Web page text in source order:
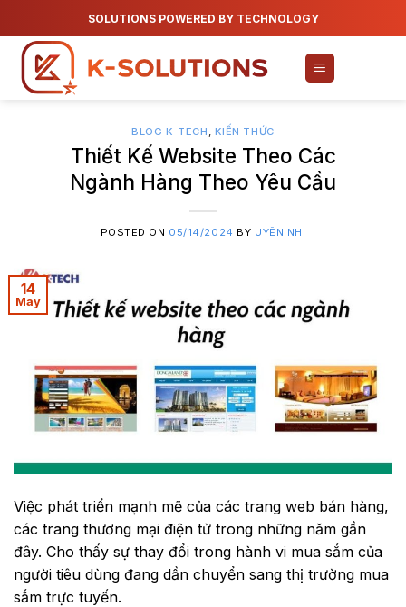
to
content
SOLUTIONS POWERED BY TECHNOLOGY
BLOG K-TECH , KIẾN THỨC
Thiết Kế Website Theo Các
Ngành Hàng Theo Yêu Cầu
POSTED ON 05/14/2024 BY UYÊN NHI
14
May
Việc phát triển mạnh mẽ của các trang web bán hàng,
các trang thương mại điện tử trong những năm gần
đây. Cho thấy sự thay đổi trong hành vi mua sắm của
người tiêu dùng đang dần chuyển sang thị trường mua
sắm trực tuyến.